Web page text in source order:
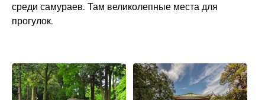
среди самураев. Там великолепные места для
прогулок.